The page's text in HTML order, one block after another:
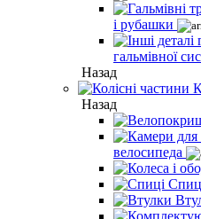
і рубашки
гальмівної
Назад
Назад
велосипеда